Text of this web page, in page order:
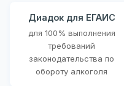
Диадок для ЕГАИС
для 100% выполнения
требований
законодательства по
обороту алкоголя